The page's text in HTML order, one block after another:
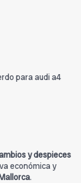
para audi a4
y despieces
económica y
.